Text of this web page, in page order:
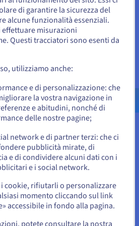
consentendo alle applicazioni
dati e funzionare insieme come una
come le reti definite dal software
facilitano questi scambi. Ad esempio,
sicura tra i suoi uffici sparsi e le
su più cloud.
multicloud e cloud
tua localizzazione sia
Stati Uniti, è necessario accedere al
un account.
learn Inglese USD - $
o
attuale
sito web
di garantire la sicurezza del
alcune funzionalità essenziali.
misurazioni
Questi tracciatori sono esenti da
utilizziamo anche:
e di personalizzazione: che
la vostra navigazione in
e abitudini, nonché di
delle nostre pagine;
network e di partner terzi: che ci
pubblicità mirate, di
e di condividere alcuni dati con i
e i social network.
cookie, rifiutarli o personalizzare
momento cliccando sul link
accessibile in fondo alla pagina.